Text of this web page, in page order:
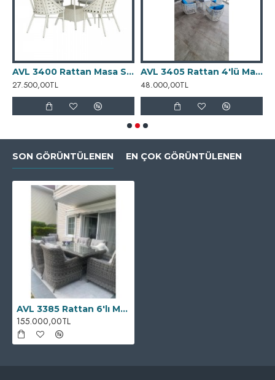
AVL 3400 Rattan Masa Sandalye Takımı
27.500,00TL
AVL 3405 Rattan 4'lü Masa Takımı
48.000,00TL
SON GÖRÜNTÜLENEN EN ÇOK GÖRÜNTÜLENEN
AVL 3385 Rattan 6'lı Masa Takımı
155.000,00TL